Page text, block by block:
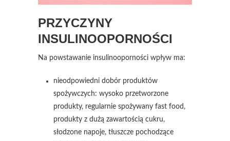
PRZYCZYNY
INSULINOOPORNOŚCI
Na powstawanie insulinooporności wpływ ma:
nieodpowiedni dobór produktów
spożywczych: wysoko przetworzone
produkty, regularnie spożywany fast food,
produkty z dużą zawartością cukru,
słodzone napoje, tłuszcze pochodzące